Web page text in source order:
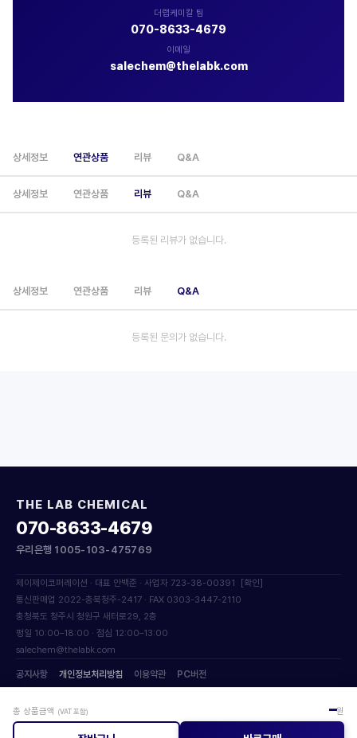
총 상품금액 (VAT 포함) –원
더랩케미칼 팀
070-8633-4679
이메일
salechem@thelabk.com
상세정보 연관상품 리뷰 Q&A
상세정보 연관상품 리뷰 Q&A
등록된 리뷰가 없습니다.
상세정보 연관상품 리뷰 Q&A
등록된 문의가 없습니다.
THE LAB CHEMICAL
070-8633-4679
우리은행 1005-103-475769
제이제이코퍼레이션 · 대표 안백준 · 사업자 723-38-00391
[확인]
통신판매업 2022-충북청주-2417 · FAX 0303-3447-2110
충청북도 청주시 청원구 새터로29, 2층
평일 10:00–18:00 · 점심 12:00–13:00
salechem@thelabk.com
공지사항 개인정보처리방침 이용약관 PC버전